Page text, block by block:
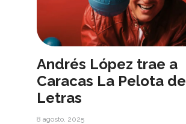
Andrés López trae a
Caracas La Pelota de
Letras
8 agosto, 2025